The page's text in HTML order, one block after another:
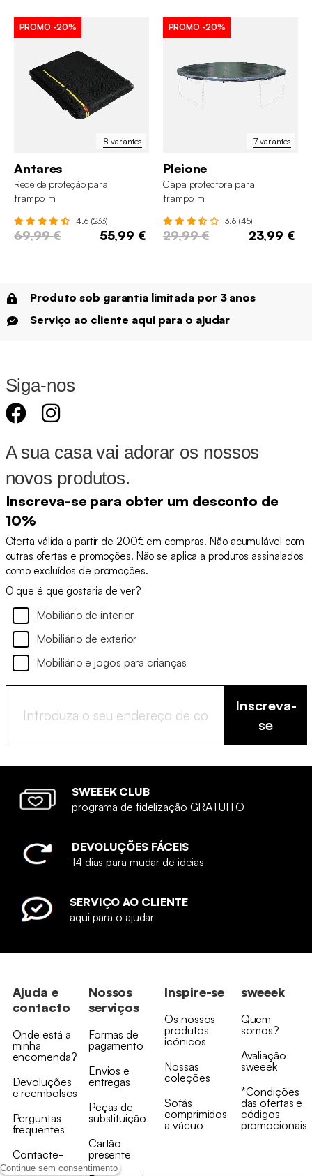
Continue sem consentimento
8 variantes
PROMO -20%
Antares
Rede de proteção para
trampolim
4.6 (233)
69,99 € 55,99 €
7 variantes
PROMO -20%
Pleione
Capa protectora para
trampolim
3.6 (45)
29,99 € 23,99 €
Produto sob garantia limitada por 3 anos
Serviço ao cliente aqui para o ajudar
Siga-nos
A sua casa vai adorar os nossos
novos produtos.
Inscreva-se para obter um desconto de
10%
Oferta válida a partir de 200€ em compras. Não acumulável com
outras ofertas e promoções. Não se aplica a produtos assinalados
como excluídos de promoções.
O que é que gostaria de ver?
Mobiliário de interior
Mobiliário de exterior
Mobiliário e jogos para crianças
Inscreva-
se
SWEEEK CLUB
programa de fidelização GRATUITO
DEVOLUÇÕES FÁCEIS
14 dias para mudar de ideias
SERVIÇO AO CLIENTE
aqui para o ajudar
Ajuda e
contacto
Onde está a
minha
encomenda?
Devoluções
e reembolsos
Perguntas
frequentes
Contacte-
nos
Nossos
serviços
Formas de
pagamento
Envios e
entregas
Peças de
substituição
Cartão
presente
Inspire-se
Os nossos
produtos
icónicos
Nossas
coleções
Sofás
comprimidos
a vácuo
sweeek
Quem
somos?
Avaliação
sweeek
*Condições
das ofertas e
códigos
promocionais